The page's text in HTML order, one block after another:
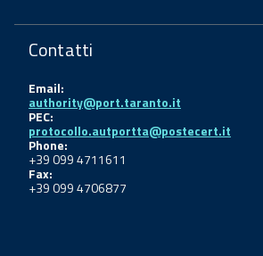
Contatti
Email:
authority@port.taranto.it
PEC:
protocollo.autportta@postecert.it
Phone:
+39 099 4711611
Fax:
+39 099 4706877